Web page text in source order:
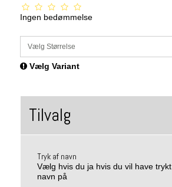
Ingen bedømmelse
Vælg Størrelse
Vælg Variant
Tilvalg
Tryk af navn
Vælg hvis du ja hvis du vil have trykt
navn på